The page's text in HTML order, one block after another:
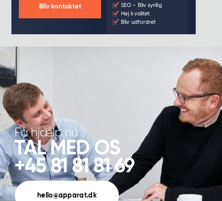
SEO - Bliv synlig
Høj kvalitet
Bliv udfordret
Bliv kontaktet
Få hjælp nu
TAL MED OS
+45 81 81 81 69
hello@apparat.dk